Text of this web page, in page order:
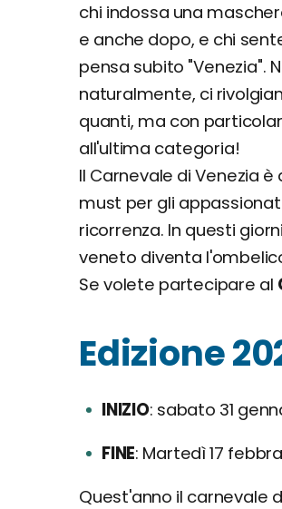
chi indossa una
e anche dopo, e chi
pensa subito "Venezia".
naturalmente, ci
quanti, ma con
all'ultima categoria!
Il Carnevale di Venezia è
must per gli
ricorrenza. In questi
veneto diventa
Se volete partecipare al
Edizione
INIZIO sabato 31
FINE Martedì 17
Quest'anno il carnevale